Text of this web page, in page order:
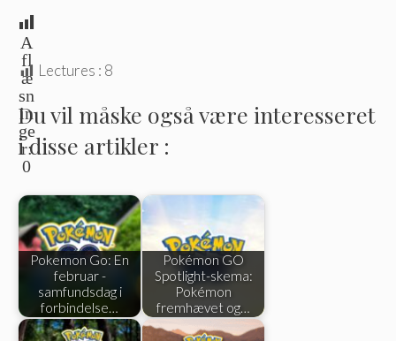
A
fl
æ
sn
in
ge
r:
0
Lectures : 8
Du vil måske også være interesseret
i disse artikler :
Pokemon Go: En
februar -
samfundsdag i
forbindelse…
Pokémon GO
Spotlight-skema:
Pokémon
fremhævet og…